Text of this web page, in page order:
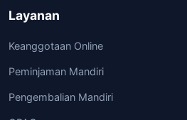
Layanan
Keanggotaan Online
Peminjaman Mandiri
Pengembalian Mandiri